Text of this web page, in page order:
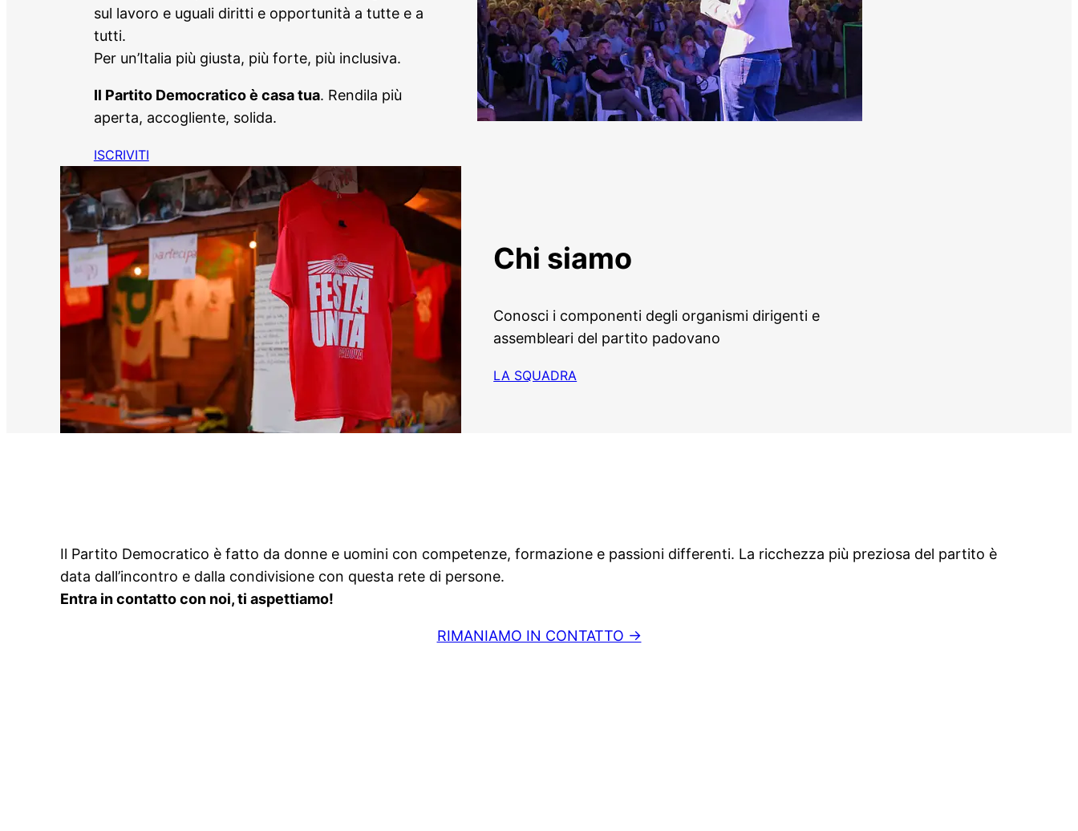
sul lavoro e uguali diritti e opportunità a tutte e a
tutti.
Per un’Italia più giusta, più forte, più inclusiva.
Il Partito Democratico è casa tua. Rendila più
aperta, accogliente, solida.
ISCRIVITI
Chi siamo
Conosci i componenti degli organismi dirigenti e
assembleari del partito padovano
LA SQUADRA
Il Partito Democratico è fatto da donne e uomini con competenze, formazione e passioni differenti. La ricchezza più preziosa del partito è
data dall’incontro e dalla condivisione con questa rete di persone.
Entra in contatto con noi, ti aspettiamo!
RIMANIAMO IN CONTATTO →